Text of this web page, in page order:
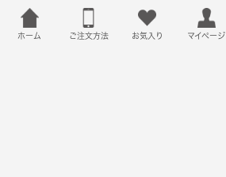
ホーム ご注文方法 お気入り マイページ